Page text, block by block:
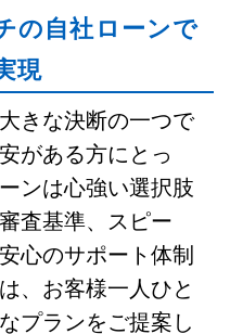
の自社ローンで
現
きな決断の一つで
がある方にとっ
ンは心強い選択肢
査基準、スピー
心のサポート体制
、お客様一人ひと
プランをご提案し